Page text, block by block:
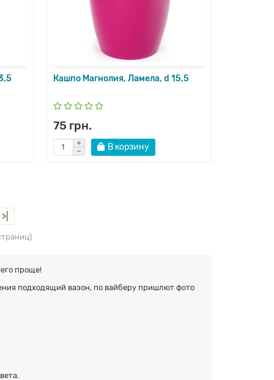
Кашпо Магнолия, Ламела, d 15,5
75 грн.
В корзину
>|
проще!
подходящий вазон, по вайберу пришлют фото